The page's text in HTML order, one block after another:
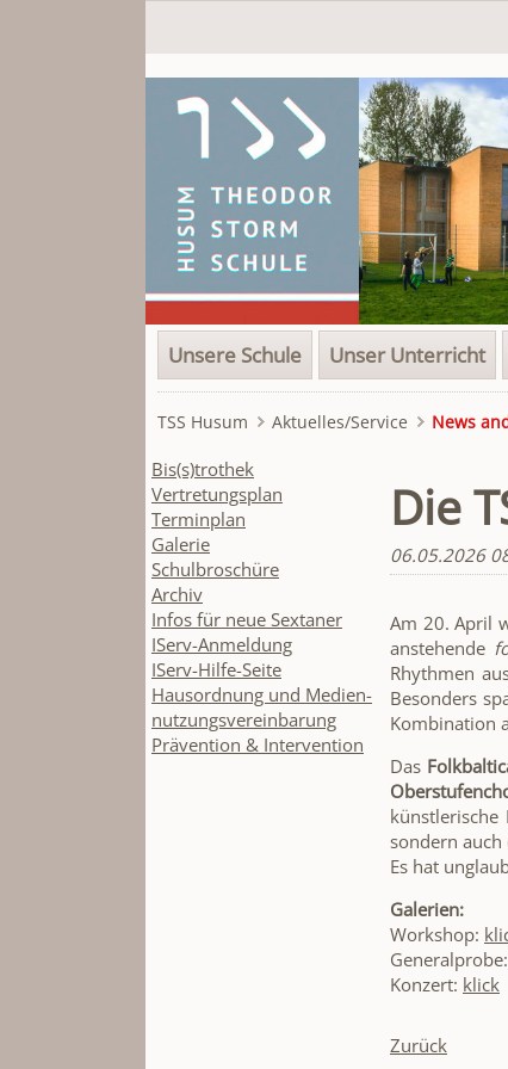
Navigation
überspringen
Unsere Schule Unser Unterricht
TSS Husum Aktuelles/Service News
Die
06.05.2026
Am 20. April
anstehende
Rhythmen
Besonders
Kombination
Das
sondern
Es hat
Galerien:
Workshop:
Generalprobe:
Konzert: klick
Zurück
Navigation
überspringen
Bis(s)trothek
Vertretungsplan
Terminplan
Galerie
Schulbroschüre
Archiv
Infos für neue Sextaner
IServ-Anmeldung
IServ-Hilfe-Seite
Hausordnung und Medien-
nutzungsvereinbarung
Prävention & Intervention